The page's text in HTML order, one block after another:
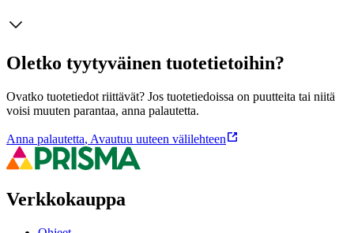
Oletko tyytyväinen tuotetietoihin?
Ovatko tuotetiedot riittävät? Jos tuotetiedoissa on puutteita tai niitä
voisi muuten parantaa, anna palautetta.
Anna palautetta, Avautuu uuteen välilehteen
Verkkokauppa